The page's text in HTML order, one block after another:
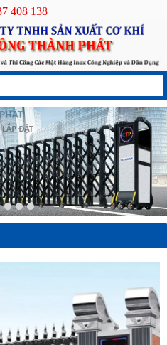
408 138